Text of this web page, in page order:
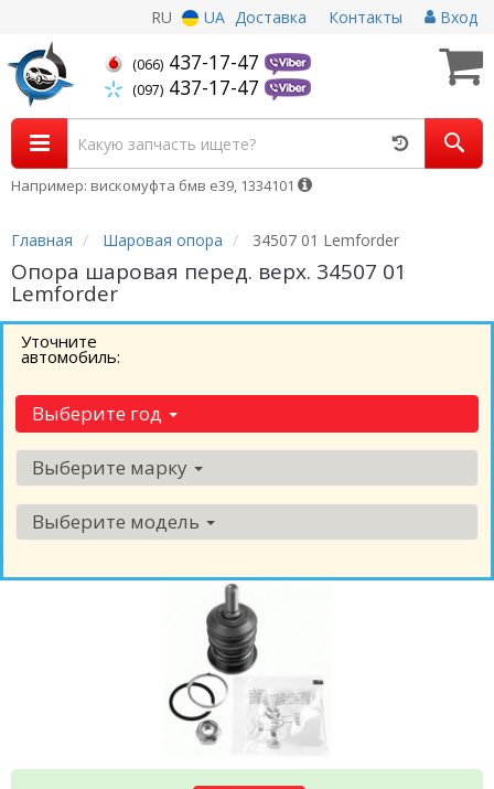
RU UA Доставка Контакты Вход
(066) 437-17-47
(097) 437-17-47
Например: вискомуфта бмв е39, 1334101
Главная Шаровая опора 34507 01 Lemforder
Опора шаровая перед. верх. 34507 01
Lemforder
Уточните
автомобиль:
Выберите год
Выберите марку
Выберите модель